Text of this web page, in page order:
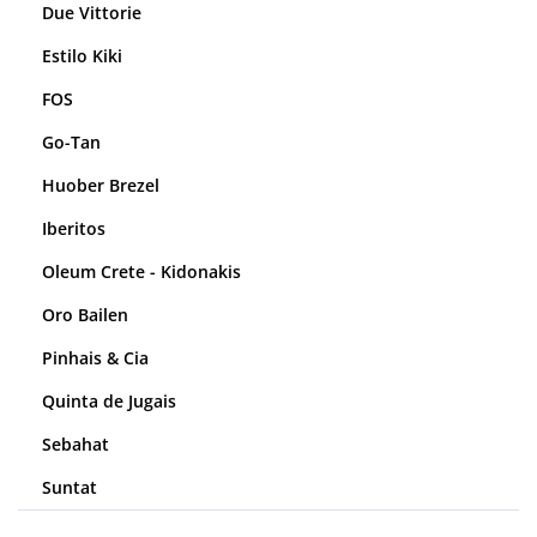
Due Vittorie
Estilo Kiki
FOS
Go-Tan
Huober Brezel
Iberitos
Oleum Crete - Kidonakis
Oro Bailen
Pinhais & Cia
Quinta de Jugais
Sebahat
Suntat